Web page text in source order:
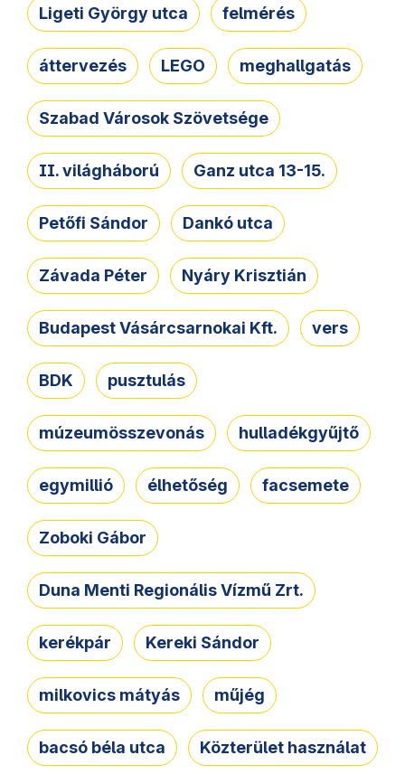
Ligeti György utca felmérés
áttervezés LEGO meghallgatás
Szabad Városok Szövetsége
II. világháború Ganz utca 13-15.
Petőfi Sándor Dankó utca
Závada Péter Nyáry Krisztián
Budapest Vásárcsarnokai Kft. vers
BDK pusztulás
múzeumösszevonás hulladékgyűjtő
egymillió élhetőség facsemete
Zoboki Gábor
Duna Menti Regionális Vízmű Zrt.
kerékpár Kereki Sándor
milkovics mátyás műjég
bacsó béla utca Közterület használat